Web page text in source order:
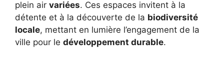
plein air variées. Ces espaces invitent à la
détente et à la découverte de la biodiversité
locale, mettant en lumière l’engagement de la
ville pour le développement durable.